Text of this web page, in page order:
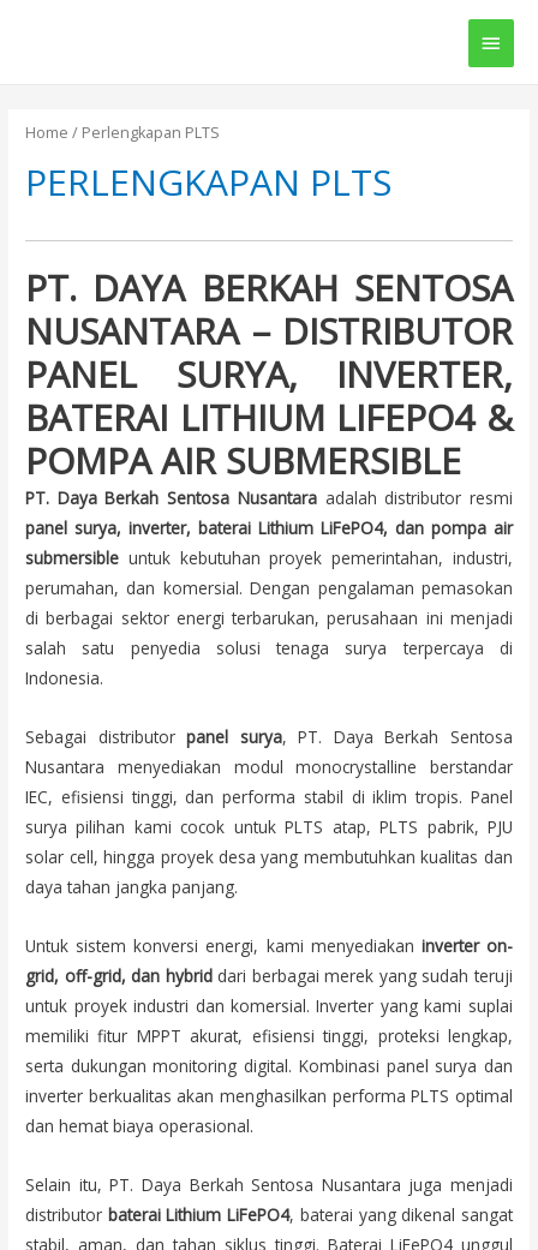
Main
Home / Perlengkapan PLTS
PERLENGKAPAN PLTS
PT. DAYA BERKAH SENTOSA
NUSANTARA – DISTRIBUTOR
PANEL SURYA, INVERTER,
BATERAI LITHIUM LIFEPO4 &
POMPA AIR SUBMERSIBLE
PT. Daya Berkah Sentosa Nusantaraadalah distributor resmi
panel surya, inverter, baterai Lithium LiFePO4, dan pompa air
submersible untuk kebutuhan proyek pemerintahan, industri,
perumahan, dan komersial. Dengan pengalaman pemasokan
di berbagai sektor energi terbarukan, perusahaan ini menjadi
salah satu penyedia solusi tenaga surya terpercaya di
Indonesia.
Sebagai distributorpanel surya, PT. Daya Berkah Sentosa
Nusantara menyediakan modul monocrystalline berstandar
IEC, efisiensi tinggi, dan performa stabil di iklim tropis. Panel
surya pilihan kami cocok untuk PLTS atap, PLTS pabrik, PJU
solar cell, hingga proyek desa yang membutuhkan kualitas dan
daya tahan jangka panjang.
Untuk sistem konversi energi, kami menyediakan inverter on-
grid, off-grid, dan hybriddari berbagai merek yang sudah teruji
untuk proyek industri dan komersial. Inverter yang kami suplai
memiliki fitur MPPT akurat, efisiensi tinggi, proteksi lengkap,
serta dukungan monitoring digital. Kombinasi panel surya dan
inverter berkualitas akan menghasilkan performa PLTS optimal
dan hemat biaya operasional.
Selain itu, PT. Daya Berkah Sentosa Nusantara juga menjadi
distributor baterai Lithium LiFePO4, baterai yang dikenal sangat
stabil, aman, dan tahan siklus tinggi. Baterai LiFePO4 unggul